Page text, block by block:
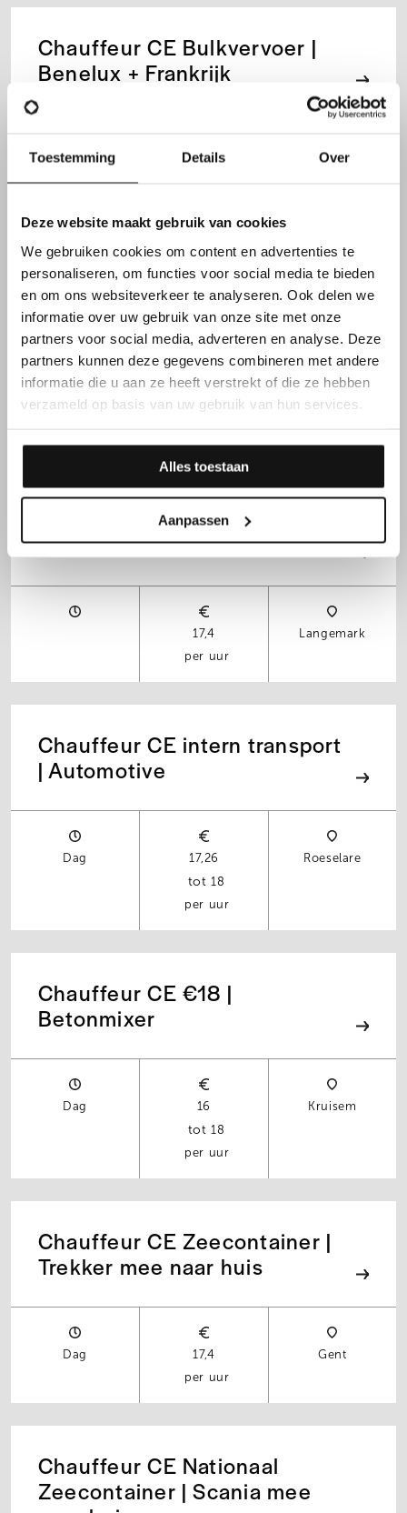
Toestemming Details Over
Deze website maakt gebruik van cookies
We gebruiken cookies om content en advertenties te
personaliseren, om functies voor social media te bieden
en om ons websiteverkeer te analyseren. Ook delen we
informatie over uw gebruik van onze site met onze
partners voor social media, adverteren en analyse. Deze
partners kunnen deze gegevens combineren met andere
informatie die u aan ze heeft verstrekt of die ze hebben
verzameld op basis van uw gebruik van hun services.
Alles toestaan
Aanpassen
Chauffeur CE Bulkvervoer |
Benelux + Frankrijk
Dag
17,2665
Aalst
Chauffeur CE Baché Volle
Vrachten | Benelux & Frankrijk
Dag
17,2665
Denderleeuw
Chauffeur CE in
landbouwsector
17,4
per uur
Langemark
Chauffeur CE intern transport
| Automotive
Dag
17,26
18
per uur
Roeselare
Chauffeur CE €18 |
Betonmixer
Dag
16
18
per uur
Kruisem
Chauffeur CE Zeecontainer |
Trekker mee naar huis
Dag
17,4
per uur
Gent
Chauffeur CE Nationaal
Zeecontainer | Scania mee